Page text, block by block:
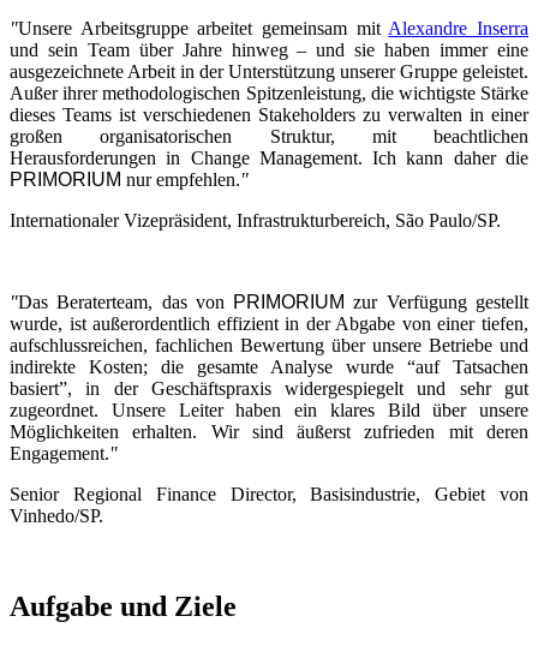
"Unsere Arbeitsgruppe arbeitet gemeinsam mit Alexandre Inserra
und sein Team über Jahre hinweg – und sie haben immer eine
ausgezeichnete Arbeit in der Unterstützung unserer Gruppe geleistet.
Außer ihrer methodologischen Spitzenleistung, die wichtigste Stärke
dieses Teams ist verschiedenen Stakeholders zu verwalten in einer
großen organisatorischen Struktur, mit beachtlichen
Herausforderungen in Change Management. Ich kann daher die
PRIMORIUM nur empfehlen."
Internationaler Vizepräsident, Infrastrukturbereich, São Paulo/SP.
"Das Beraterteam, das von PRIMORIUM zur Verfügung gestellt
wurde, ist außerordentlich effizient in der Abgabe von einer tiefen,
aufschlussreichen, fachlichen Bewertung über unsere Betriebe und
indirekte Kosten; die gesamte Analyse wurde “auf Tatsachen
basiert”, in der Geschäftspraxis widergespiegelt und sehr gut
zugeordnet. Unsere Leiter haben ein klares Bild über unsere
Möglichkeiten erhalten. Wir sind äußerst zufrieden mit deren
Engagement."
Senior Regional Finance Director, Basisindustrie, Gebiet von
Vinhedo/SP.
Aufgabe und Ziele